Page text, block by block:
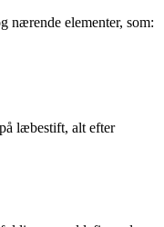
nærende elementer, som:
læbestift, alt efter